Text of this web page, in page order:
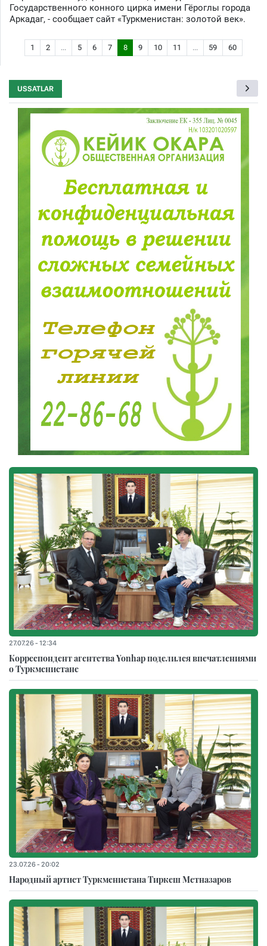
Государственного конного цирка имени Гёроглы города
Аркадаг, - сообщает сайт «Туркменистан: золотой век».
1 2 ... 5 6 7 8 9 10 11 ... 59 60
USSATLAR
27.07.26 - 12:34
Корреспондент агентства Yonhap поделился впечатлениями
о Туркменистане
23.07.26 - 20:02
Народный артист Туркменистана Тиркеш Мeтназаров